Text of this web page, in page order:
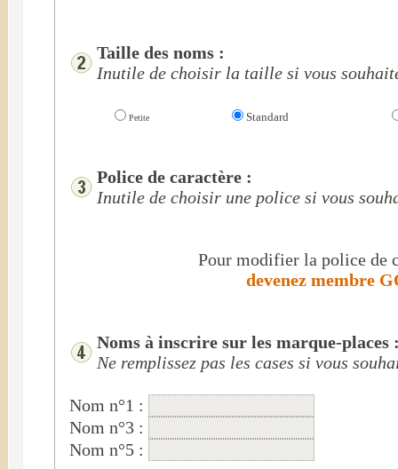
Taille des noms :
Inutile de choisir la taille si vous
Petite Standard
Police de caractère :
Inutile de choisir une police si vous
Pour modifier la police de
devenez membre
Noms à inscrire sur les marque-places
Ne remplissez pas les cases si vous
Nom n°1 :
Nom n°3 :
Nom n°5 :